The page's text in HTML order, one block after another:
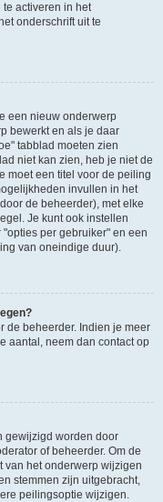
activeren in het
onderschrift uit te
een nieuw onderwerp
bewerkt en als je daar
tabblad moeten zien
niet kan zien, heb je niet de
moet een titel voor de peiling
invullen in het
de beheerder), met elke
Je kunt ook instellen
per gebruiker" en een
van oneindige duur).
de beheerder. Indien je meer
aantal, neem dan contact op
gewijzigd worden door
of beheerder. Om de
van het onderwerp wijzigen
stemmen zijn uitgebracht,
peilingsoptie wijzigen.